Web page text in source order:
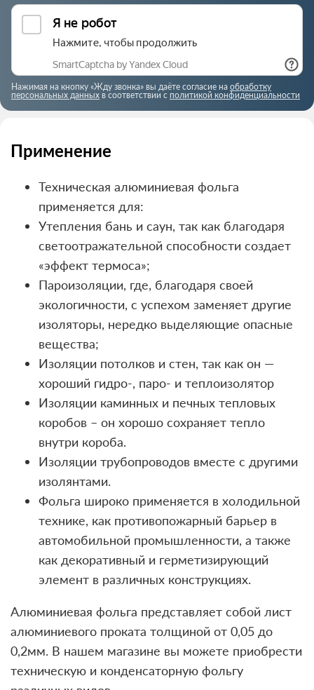
Нажимая на кнопку «Жду звонка» вы даёте согласие на обработку
персональных данных в соответствии с политикой конфиденциальности
Применение
Техническая алюминиевая фольга
применяется для:
Утепления бань и саун, так как благодаря
светоотражательной способности создает
«эффект термоса»;
Пароизоляции, где, благодаря своей
экологичности, с успехом заменяет другие
изоляторы, нередко выделяющие опасные
вещества;
Изоляции потолков и стен, так как он —
хороший гидро-, паро- и теплоизолятор
Изоляции каминных и печных тепловых
коробов – он хорошо сохраняет тепло
внутри короба.
Изоляции трубопроводов вместе с другими
изолянтами.
Фольга широко применяется в холодильной
технике, как противопожарный барьер в
автомобильной промышленности, а также
как декоративный и герметизирующий
элемент в различных конструкциях.
Алюминиевая фольга представляет собой лист
алюминиевого проката толщиной от 0,05 до
0,2мм. В нашем магазине вы можете приобрести
техническую и конденсаторную фольгу